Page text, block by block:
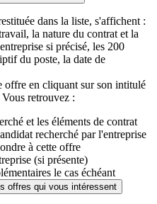
dans la liste, s'affichent :
la nature du contrat et la
si précisé, les 200
du poste, la date de
offre en cliquant sur son intitulé
retrouvez :
et les éléments de contrat
recherché par l'entreprise
à cette offre
(si présente)
le cas échéant
offres qui vous intéressent